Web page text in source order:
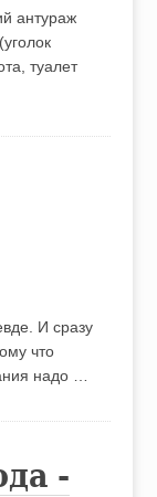
антураж
туалет
И сразу
что
надо …
-